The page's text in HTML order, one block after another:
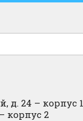
д. 24 – корпус 1
корпус 2